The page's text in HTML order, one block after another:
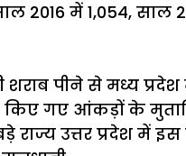
2016 में 1,054, साल
पीने से मध्य प्रदेश
किए गए आंकड़ों के
उत्तर प्रदेश में इस